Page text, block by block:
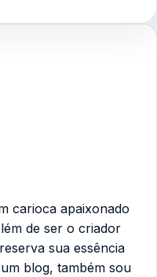
carioca apaixonado
de ser o criador
sua essência
blog, também sou